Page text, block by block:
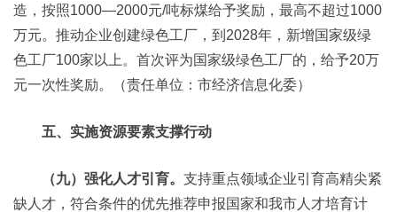
造，按照1000—2000元/吨标煤给予奖励，最高不超过1000
万元。推动企业创建绿色工厂，到2028年，新增国家级绿
色工厂100家以上。首次评为国家级绿色工厂的，给予20万
元一次性奖励。（责任单位：市经济信息化委）
五、实施资源要素支撑行动
（九）强化人才引育。 支持重点领域企业引育高精尖紧
缺人才，符合条件的优先推荐申报国家和我市人才培育计